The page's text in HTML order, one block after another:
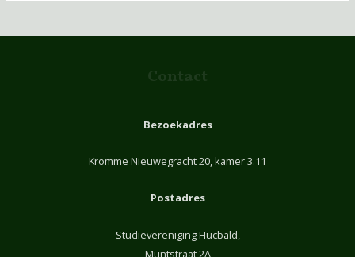
Contact
Bezoekadres
Kromme Nieuwegracht 20, kamer 3.11
Postadres
Studievereniging Hucbald,
Muntstraat 2A